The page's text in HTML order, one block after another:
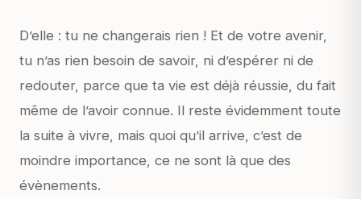
D’elle : tu ne changerais rien ! Et de votre avenir,
tu n’as rien besoin de savoir, ni d’espérer ni de
redouter, parce que ta vie est déjà réussie, du fait
même de l’avoir connue. Il reste évidemment toute
la suite à vivre, mais quoi qu’il arrive, c’est de
moindre importance, ce ne sont là que des
évènements.